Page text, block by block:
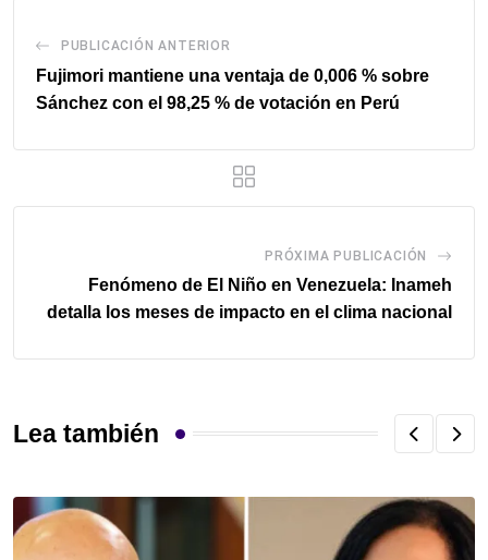
PUBLICACIÓN ANTERIOR
Fujimori mantiene una ventaja de 0,006 % sobre
Sánchez con el 98,25 % de votación en Perú
PRÓXIMA PUBLICACIÓN
Fenómeno de El Niño en Venezuela: Inameh
detalla los meses de impacto en el clima nacional
Lea también